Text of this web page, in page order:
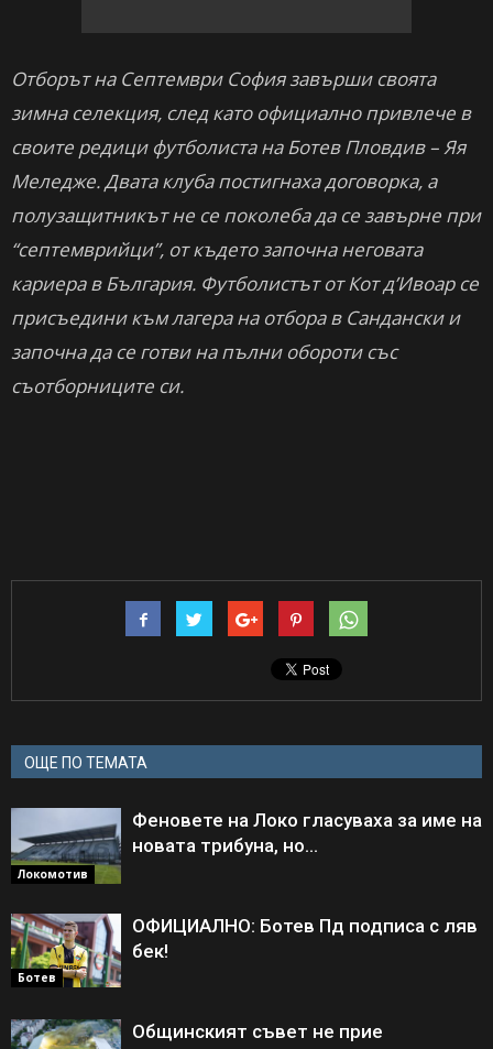
Отборът на Септември София завърши своята
зимна селекция, след като официално привлече в
своите редици футболиста на Ботев Пловдив – Яя
Меледже. Двата клуба постигнаха договорка, а
полузащитникът не се поколеба да се завърне при
“септемврийци”, от където започна неговата
кариера в България. Футболистът от Кот д’Ивоар се
присъедини към лагера на отбора в Сандански и
започна да се готви на пълни обороти със
съотборниците си.
ОЩЕ ПО ТЕМАТА
Локомотив
Феновете на Локо гласуваха за име на
новата трибуна, но…
Ботев
ОФИЦИАЛНО: Ботев Пд подписа с ляв
бек!
Общинският съвет не прие